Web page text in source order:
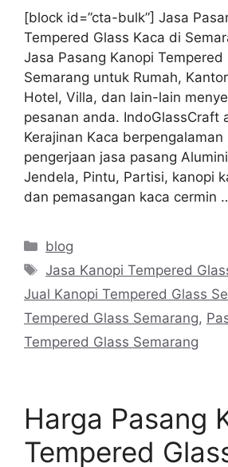
[block id=”cta-bulk”] Jasa
Tempered Glass Kaca di
Jasa Pasang Kanopi Tempered
Semarang untuk Rumah,
Hotel, Villa, dan lain-lain
pesanan anda. IndoGlassCraft
Kerajinan Kaca berpengalaman
pengerjaan jasa pasang
Jendela, Pintu, Partisi, kanopi
dan pemasangan kaca cermin
Categories
blog
Tags
Jasa Kanopi Tempered
Jual Kanopi Tempered Glass
Tempered Glass Semarang,
Tempered Glass Semarang
Harga Pasang
Tempered